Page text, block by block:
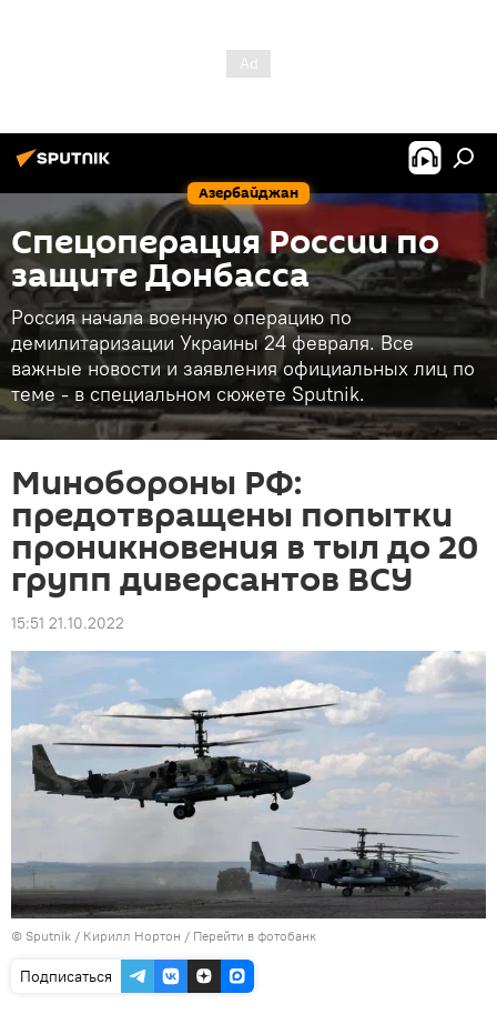
Азербайджан
Спецоперация России по
защите Донбасса
Россия начала военную операцию по
демилитаризации Украины 24 февраля. Все
важные новости и заявления официальных лиц по
теме - в специальном сюжете Sputnik.
Минобороны РФ:
предотвращены попытки
проникновения в тыл до 20
групп диверсантов ВСУ
15:51 21.10.2022
© Sputnik / Кирилл Нортон / Перейти в фотобанк
Подписаться